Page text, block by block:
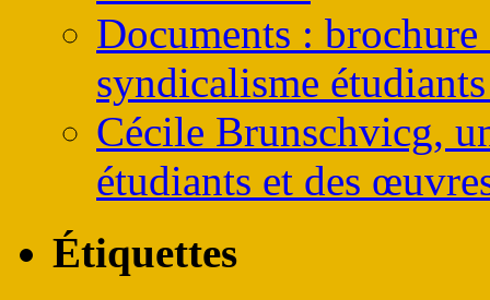
Documents :
syndicalisme
Cécile Brunschvicg,
étudiants et des
Étiquettes